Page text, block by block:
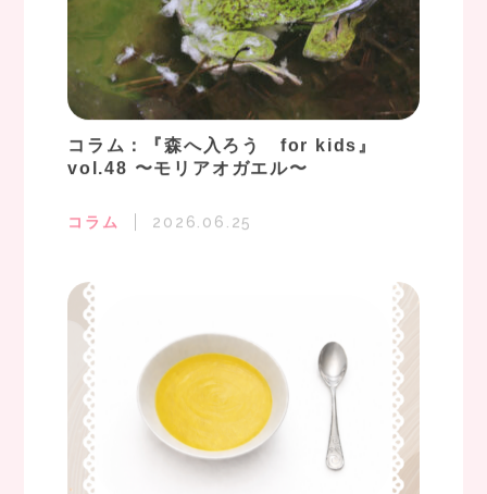
コラム：『森へ入ろう for kids』
vol.48 〜モリアオガエル〜
コラム 2026.06.25